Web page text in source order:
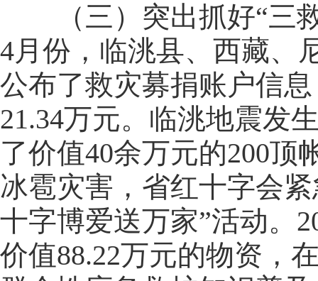
（三）突出抓好“三救
4月份，临洮县、西藏、
公布了救灾募捐账户信
21.34万元。临洮地震发
了价值40余万元的200顶
冰雹灾害，省红十字会
十字博爱送万家”活动。
价值88.22万元的物资，